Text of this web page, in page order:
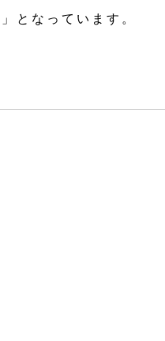
」となっています。